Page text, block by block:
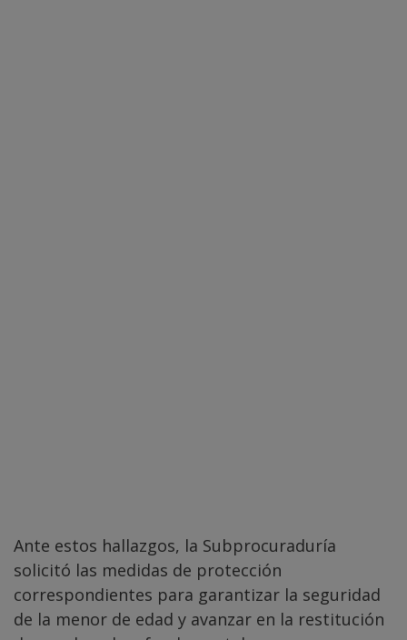
Ante estos hallazgos, la Subprocuraduría
solicitó las medidas de protección
correspondientes para garantizar la seguridad
de la menor de edad y avanzar en la restitución